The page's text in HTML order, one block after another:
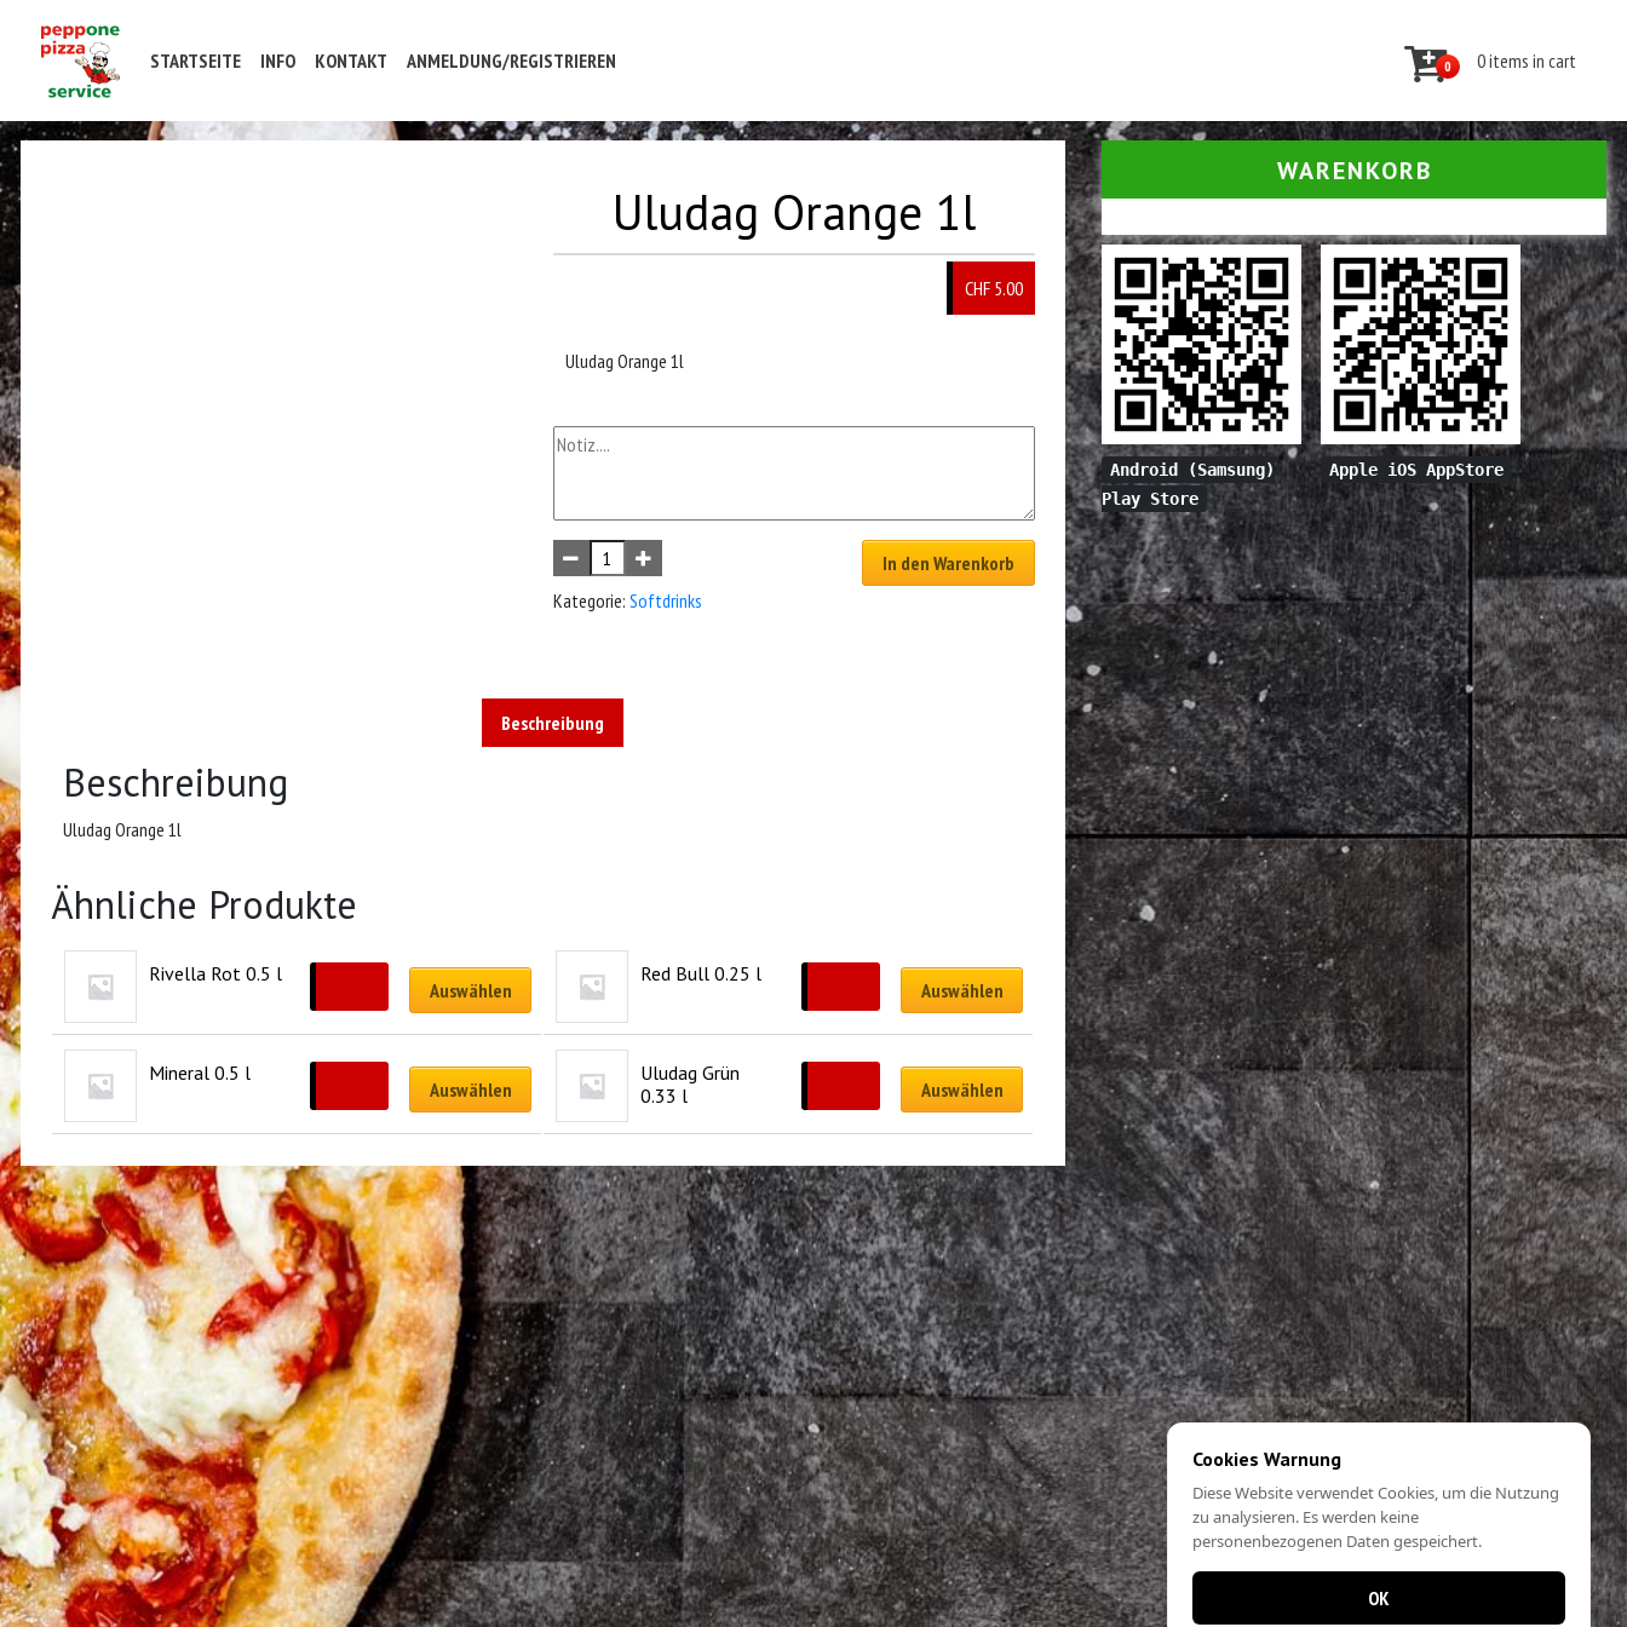
STARTSEITE INFO KONTAKT ANMELDUNG/REGISTRIEREN 0 0 items in cart
Uludag Orange 1l
CHF 5.00
Uludag Orange 1l
In den Warenkorb
Kategorie: Softdrinks
Beschreibung
Beschreibung
Uludag Orange 1l
Ähnliche Produkte
Rivella Rot 0.5 l
Auswählen
Red Bull 0.25 l
Auswählen
Mineral 0.5 l
Auswählen
Uludag Grün
0.33 l
Auswählen
WARENKORB
Android (Samsung)
Play Store
Apple iOS AppStore
Cookies Warnung
Diese Website verwendet Cookies, um die Nutzung
zu analysieren. Es werden keine
personenbezogenen Daten gespeichert.
OK